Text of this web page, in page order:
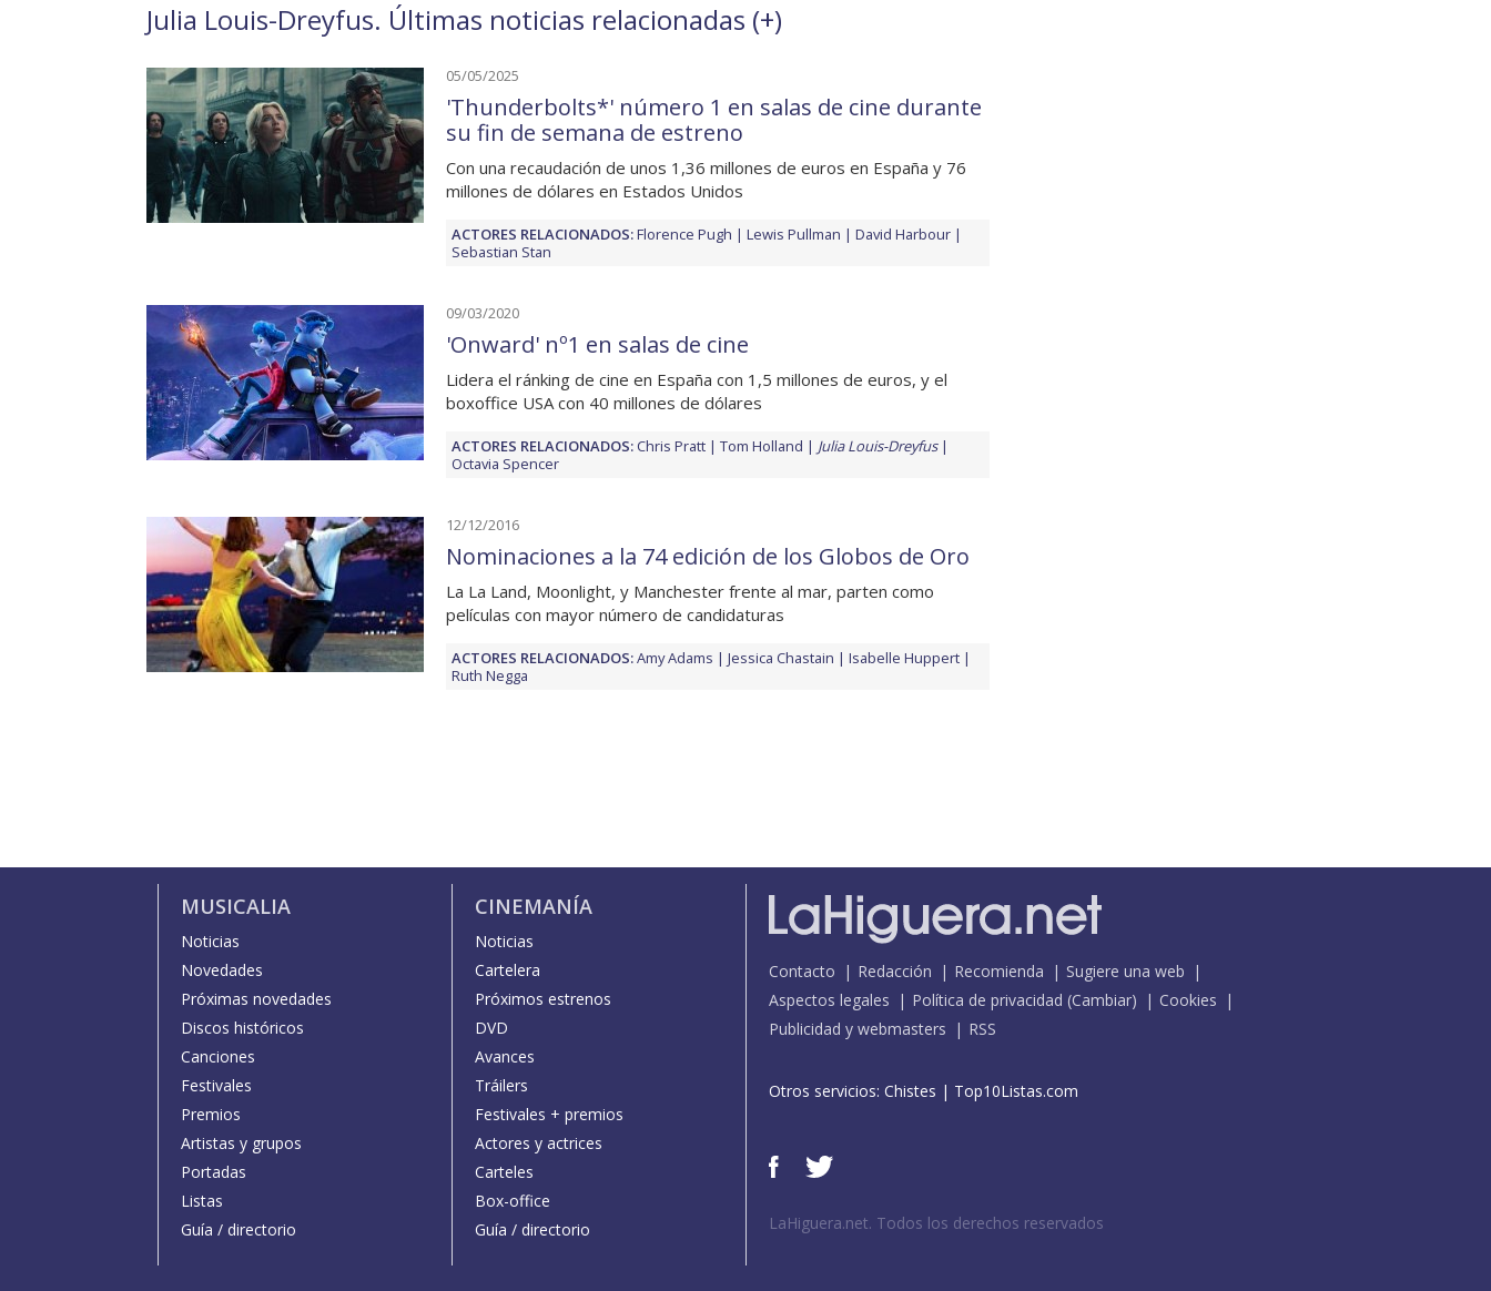
Julia Louis-Dreyfus. Últimas noticias relacionadas (+)
05/05/2025
'Thunderbolts*' número 1 en salas de cine durante
su fin de semana de estreno
Con una recaudación de unos 1,36 millones de euros en España y 76
millones de dólares en Estados Unidos
ACTORES RELACIONADOS:Florence Pugh Lewis Pullman
David Harbour
Sebastian Stan
09/03/2020
'Onward' nº1 en salas de cine
Lidera el ránking de cine en España con 1,5 millones de euros, y el
boxoffice USA con 40 millones de dólares
ACTORES RELACIONADOS:Chris Pratt Tom Holland
Julia Louis-Dreyfus
Octavia Spencer
12/12/2016
Nominaciones a la 74 edición de los Globos de Oro
La La Land, Moonlight, y Manchester frente al mar, parten como
películas con mayor número de candidaturas
ACTORES RELACIONADOS:Amy Adams Jessica Chastain
Isabelle Huppert
Ruth Negga
MUSICALIA
Noticias
Novedades
Próximas novedades
Discos históricos
Canciones
Festivales
Premios
Artistas y grupos
Portadas
Listas
Guía / directorio
CINEMANÍA
Noticias
Cartelera
Próximos estrenos
DVD
Avances
Tráilers
Festivales + premios
Actores y actrices
Carteles
Box-office
Guía / directorio
Contacto Redacción Recomienda
Sugiere una web
Aspectos legales
Política de privacidad (Cambiar)
Cookies
Publicidad y webmasters
RSS
Otros servicios: Chistes | Top10Listas.com
LaHiguera.net. Todos los derechos reservados